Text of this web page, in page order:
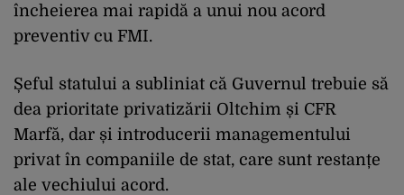
încheierea mai rapidă a unui nou acord
preventiv cu FMI.
Șeful statului a subliniat că Guvernul trebuie să
dea prioritate privatizării Oltchim și CFR
Marfă, dar și introducerii managementului
privat în companiile de stat, care sunt restanțe
ale vechiului acord.